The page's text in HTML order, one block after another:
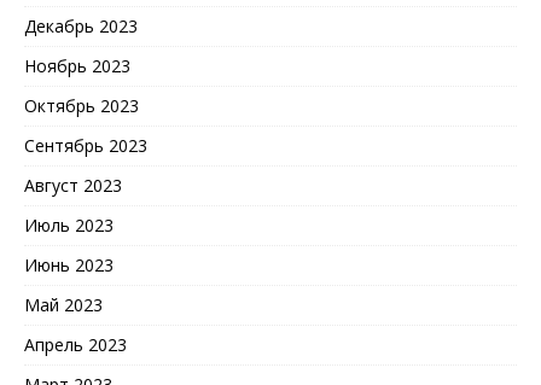
Декабрь 2023
Ноябрь 2023
Октябрь 2023
Сентябрь 2023
Август 2023
Июль 2023
Июнь 2023
Май 2023
Апрель 2023